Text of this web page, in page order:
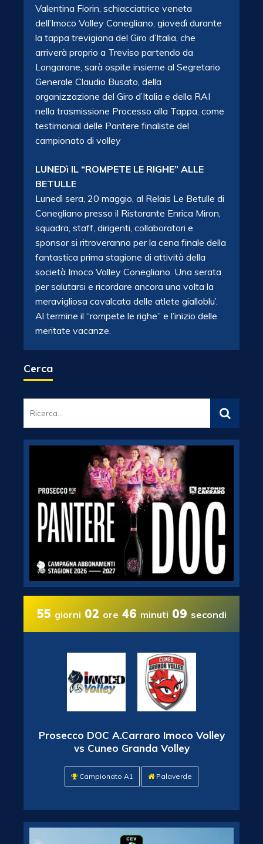
Valentina Fiorin, schiacciatrice veneta
dell’Imoco Volley Conegliano, giovedì durante
la tappa trevigiana del Giro d’Italia, che
arriverà proprio a Treviso partendo da
Longarone, sarà ospite insieme al Segretario
Generale Claudio Busato, della
organizzazione del Giro d’Italia e della RAI
nella trasmissione Processo alla Tappa, come
testimonial delle Pantere finaliste del
campionato di volley
LUNEDì IL “ROMPETE LE RIGHE” ALLE
BETULLE
Lunedì sera, 20 maggio, al Relais Le Betulle di
Conegliano presso il Ristorante Enrica Miron,
squadra, staff, dirigenti, collaboratori e
sponsor si ritroveranno per la cena finale della
fantastica prima stagione di attività della
società Imoco Volley Conegliano. Una serata
per salutarsi e ricordare ancora una volta la
meravigliosa cavalcata delle atlete gialloblu’.
Al termine il “rompete le righe” e l’inizio delle
meritate vacanze.
Cerca
55 giorni 02 ore 46 minuti 08 secondi
Prosecco DOC A.Carraro Imoco Volley
vs Cuneo Granda Volley
Campionato A1 Palaverde